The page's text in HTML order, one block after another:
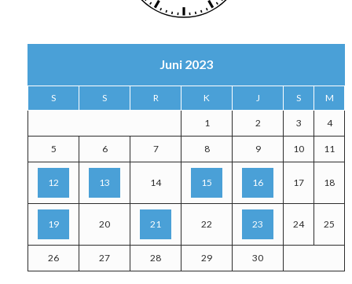
Juni 2023
S S R K J S M
1 2 3 4
5 6 7 8 9 10 11
12 13 14 15 16 17 18
19 20 21 22 23 24 25
26 27 28 29 30